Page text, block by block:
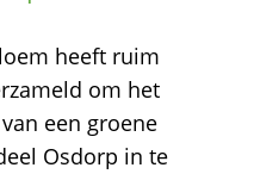
heeft ruim
om het
een groene
Osdorp in te